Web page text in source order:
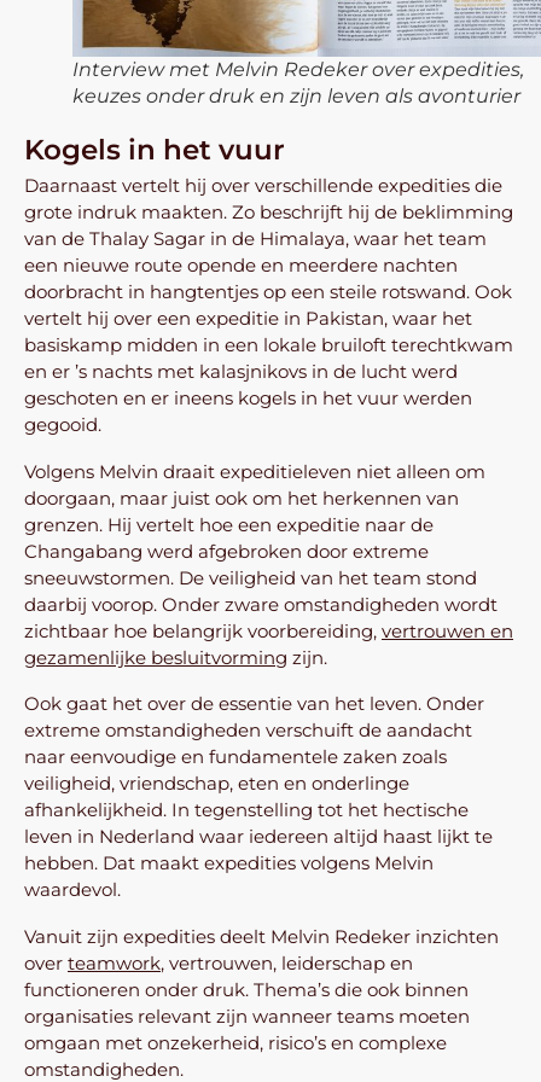
Interview met Melvin Redeker over expedities,
keuzes onder druk en zijn leven als avonturier
Kogels in het vuur
Daarnaast vertelt hij over verschillende expedities die
grote indruk maakten. Zo beschrijft hij de beklimming
van de Thalay Sagar in de Himalaya, waar het team
een nieuwe route opende en meerdere nachten
doorbracht in hangtentjes op een steile rotswand. Ook
vertelt hij over een expeditie in Pakistan, waar het
basiskamp midden in een lokale bruiloft terechtkwam
en er ’s nachts met kalasjnikovs in de lucht werd
geschoten en er ineens kogels in het vuur werden
gegooid.
Volgens Melvin draait expeditieleven niet alleen om
doorgaan, maar juist ook om het herkennen van
grenzen. Hij vertelt hoe een expeditie naar de
Changabang werd afgebroken door extreme
sneeuwstormen. De veiligheid van het team stond
daarbij voorop. Onder zware omstandigheden wordt
zichtbaar hoe belangrijk voorbereiding, vertrouwen en
gezamenlijke besluitvorming zijn.
Ook gaat het over de essentie van het leven. Onder
extreme omstandigheden verschuift de aandacht
naar eenvoudige en fundamentele zaken zoals
veiligheid, vriendschap, eten en onderlinge
afhankelijkheid. In tegenstelling tot het hectische
leven in Nederland waar iedereen altijd haast lijkt te
hebben. Dat maakt expedities volgens Melvin
waardevol.
Vanuit zijn expedities deelt Melvin Redeker inzichten
over teamwork, vertrouwen, leiderschap en
functioneren onder druk. Thema’s die ook binnen
organisaties relevant zijn wanneer teams moeten
omgaan met onzekerheid, risico’s en complexe
omstandigheden.